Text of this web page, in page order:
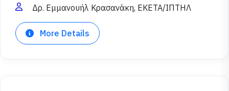
Δρ. Εμμανουήλ Κρασανάκη, ΕΚΕΤΑ/ΙΠΤΗΛ
More Details